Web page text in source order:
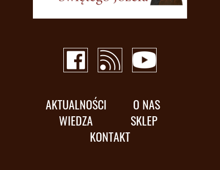
AKTUALNOŚCI
O NAS
WIEDZA
SKLEP
KONTAKT